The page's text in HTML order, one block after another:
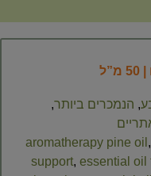
, הנמכרים ביותר,
aromatherapy pine oil ,
support, essential oil